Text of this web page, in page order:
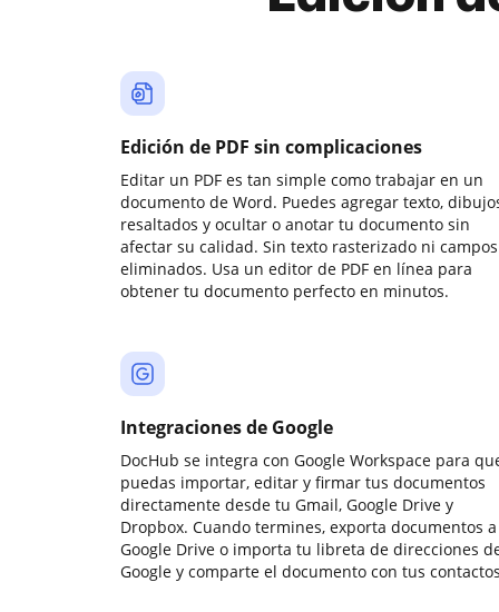
Edición de PDF sin complicaciones
Editar un PDF es tan simple como trabajar en un
documento de Word. Puedes agregar texto,
resaltados y ocultar o anotar tu documento sin
afectar su calidad. Sin texto rasterizado ni campos
eliminados. Usa un editor de PDF en línea para
obtener tu documento perfecto en minutos.
Integraciones de Google
DocHub se integra con Google Workspace para
puedas importar, editar y firmar tus documentos
directamente desde tu Gmail, Google Drive y
Dropbox. Cuando termines, exporta documentos a
Google Drive o importa tu libreta de direcciones
Google y comparte el documento con tus